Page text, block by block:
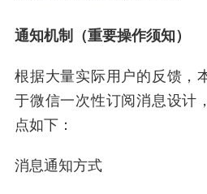
通知机制（重要操作须知）
根据大量实际用户的反馈，
于微信一次性订阅消息设计
点如下：
消息通知方式